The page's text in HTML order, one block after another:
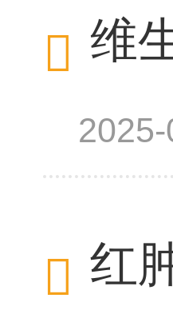
维
红